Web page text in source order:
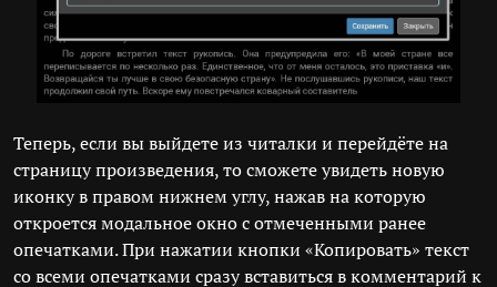
Теперь, если вы выйдете из читалки и перейдёте на
страницу произведения, то сможете увидеть новую
иконку в правом нижнем углу, нажав на которую
откроется модальное окно с отмеченными ранее
опечатками. При нажатии кнопки «Копировать» текст
со всеми опечатками сразу вставиться в комментарий к